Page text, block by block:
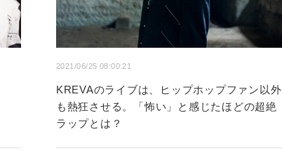
2021/06/25 08:00:21
KREVAのライブは、ヒップホップファン以外
も熱狂させる。「怖い」と感じたほどの超絶
ラップとは？